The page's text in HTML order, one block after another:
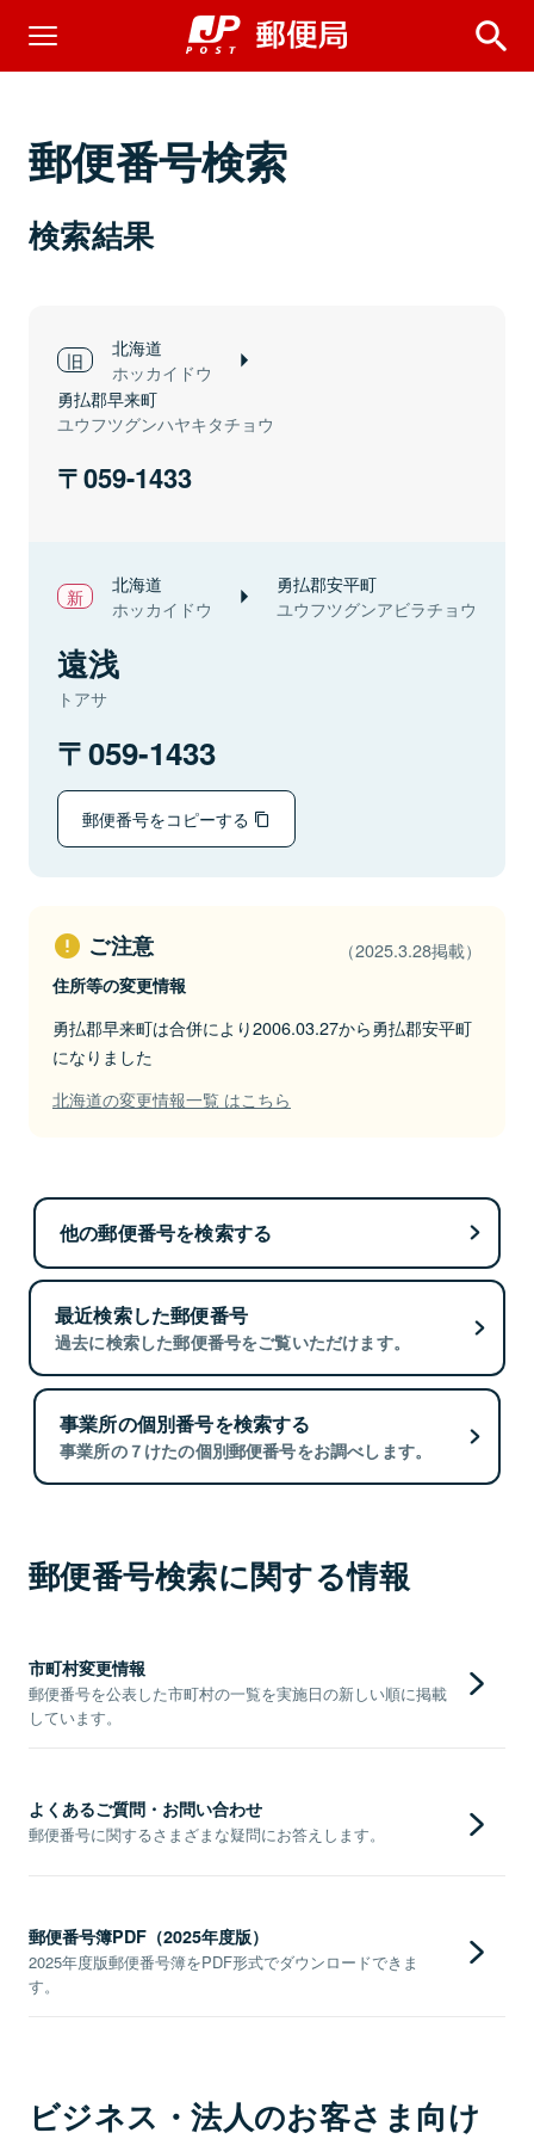
郵便番号検索
検索結果
北海道
ホッカイドウ
勇払郡早来町
ユウフツグンハヤキタチョウ
059-1433
北海道
ホッカイドウ
勇払郡安平町
ユウフツグンアビラチョウ
遠浅
トアサ
059-1433
郵便番号をコピーする
ご注意 （2025.3.28掲載）
住所等の変更情報
勇払郡早来町は合併により2006.03.27から勇払郡安平町
になりました
北海道の変更情報一覧 はこちら
他の郵便番号を検索する
最近検索した郵便番号
過去に検索した郵便番号をご覧いただけます。
事業所の個別番号を検索する
事業所の７けたの個別郵便番号をお調べします。
郵便番号検索に関する情報
市町村変更情報
郵便番号を公表した市町村の一覧を実施日の新しい順に掲載
しています。
よくあるご質問・お問い合わせ
郵便番号に関するさまざまな疑問にお答えします。
郵便番号簿PDF（2025年度版）
2025年度版郵便番号簿をPDF形式でダウンロードできま
す。
ビジネス・法人のお客さま向け